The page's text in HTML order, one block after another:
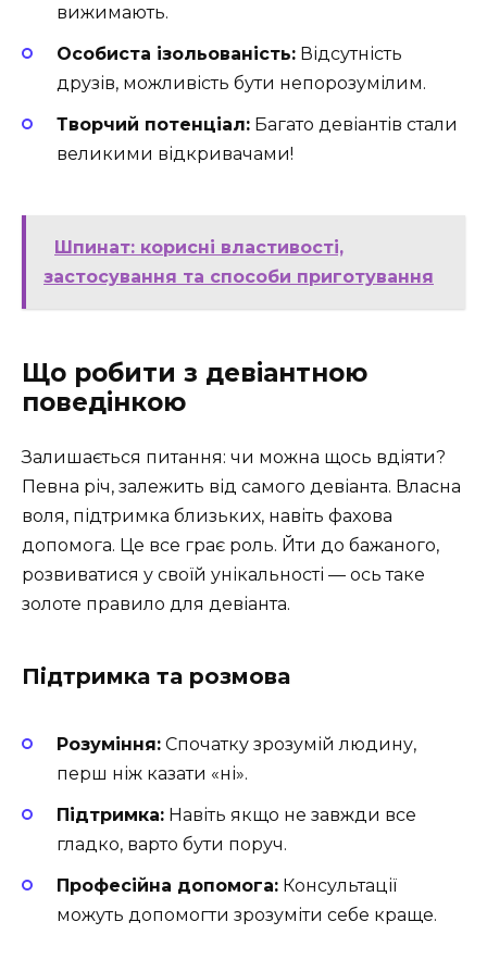
вижимають.
Особиста ізольованість: Відсутність
друзів, можливість бути непорозумілим.
Творчий потенціал: Багато девіантів стали
великими відкривачами!
Шпинат: корисні властивості,
застосування та способи приготування
Що робити з девіантною
поведінкою
Залишається питання: чи можна щось вдіяти?
Певна річ, залежить від самого девіанта. Власна
воля, підтримка близьких, навіть фахова
допомога. Це все грає роль. Йти до бажаного,
розвиватися у своїй унікальності — ось таке
золоте правило для девіанта.
Підтримка та розмова
Розуміння: Спочатку зрозумій людину,
перш ніж казати «ні».
Підтримка: Навіть якщо не завжди все
гладко, варто бути поруч.
Професійна допомога: Консультації
можуть допомогти зрозуміти себе краще.